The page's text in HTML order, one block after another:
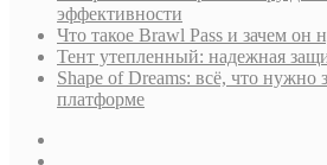
эффективности
Что такое Brawl Pass и зачем он
Тент утепленный: надежная
Shape of Dreams: всё, что нужно
платформе